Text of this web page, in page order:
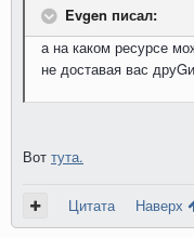
Evgen писал:
а на каком ресурсе
не доставая вас
Вот тута.
Цитата Наверх